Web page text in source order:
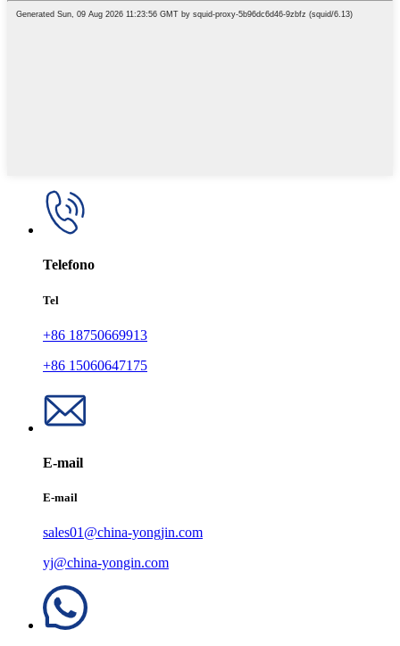
Telefono
Tel
+86 18750669913
+86 15060647175
E-mail
E-mail
sales01@china-yongjin.com
yj@china-yongin.com